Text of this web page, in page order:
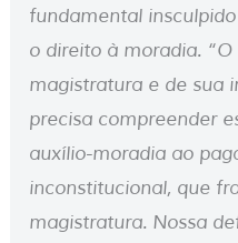
fundamental
o direito à moradia. “O
magistratura e de sua
precisa compreender
auxílio-moradia ao
inconstitucional, que
magistratura. Nossa